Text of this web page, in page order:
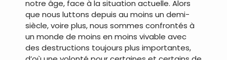
notre âge, face à la situation actuelle. Alors
que nous luttons depuis au moins un demi-
siècle, voire plus, nous sommes confrontés à
un monde de moins en moins vivable avec
des destructions toujours plus importantes,